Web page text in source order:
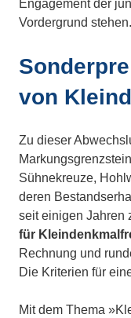
Engagement der
Vordergrund stehen.
von
Zu dieser
Sühnekreuze,
deren
seit einigen Jahren
für
Rechnung und
Die Kriterien für
Mit dem Thema